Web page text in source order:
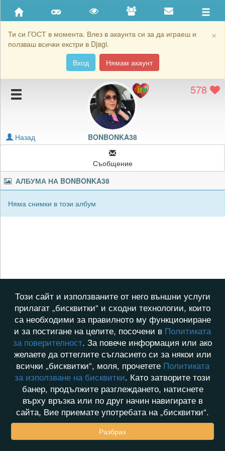
×
Ти си ГОСТ в момента. Влез в акаунта си за да играеш и
ползваш всички екстри в Djagi.
Вход
Нямам акаунт
Приятели
Хронология на игри
Подаръците на BONBONKA38
Картичките на BONBONKA38
Блокирай BONBONKA38
578
BONBONKA38
Назад
Съобщение
АЛБУМА НА BONBONKA38
Няма снимки в този албум
Този сайт и използваните от него външни услуги
прилагат „бисквитки“ и сходни технологии, които
са необходими за правилното му функциониране
и за постигане на целите, посочени в Политиката
за поверителност. За повече информация или ако
желаете да оттеглите съгласието си за някои или
всички „бисквитки“, моля, прочетете Политиката
за използване на бисквитки. Като затворите този
банер, продължите разглеждането, натиснете
върху връзка или по друг начин навигирате в
сайта, Вие приемате употребата на „бисквитки“.
Разбрах